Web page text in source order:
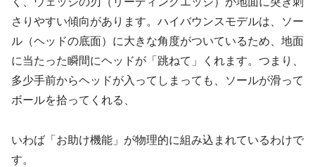
さりやすい傾向があります。ハイバウンスモデルは、ソー
ル（ヘッドの底面）に大きな角度がついているため、地面
に当たった瞬間にヘッドが「跳ねて」くれます。つまり、
多少手前からヘッドが入ってしまっても、ソールが滑って
ボールを拾ってくれる、
いわば 「お助け機能」が物理的に組み込まれているわけで
す。